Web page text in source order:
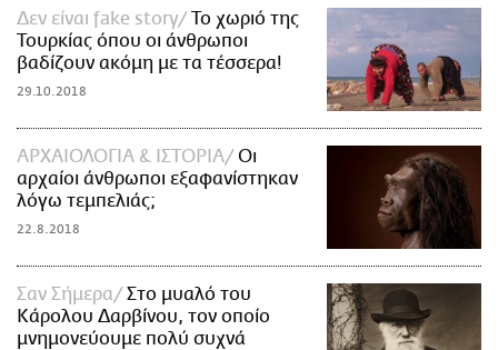
Δεν είναι fake story
Το χωριό της
Τουρκίας όπου οι άνθρωποι
βαδίζουν ακόμη με τα τέσσερα!
29.10.2018
ΑΡΧΑΙΟΛΟΓΙΑ & ΙΣΤΟΡΙΑ
Οι
αρχαίοι άνθρωποι εξαφανίστηκαν
λόγω τεμπελιάς;
22.8.2018
Σαν Σήμερα
Στο μυαλό του
Κάρολου Δαρβίνου, τον οποίο
μνημονεύουμε πολύ συχνά